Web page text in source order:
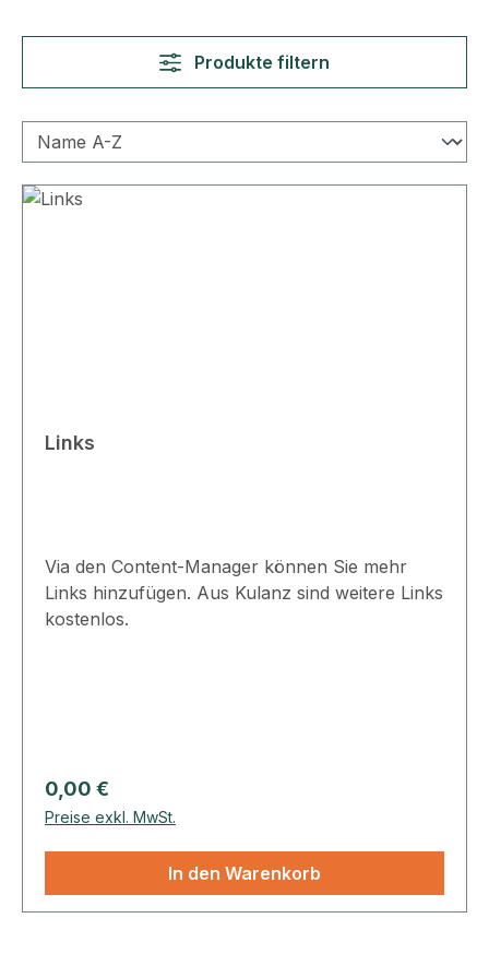
Produkte filtern
Links
Via den Content-Manager können Sie mehr
Links hinzufügen. Aus Kulanz sind weitere Links
kostenlos.
Regulärer Preis:
0,00 €
Preise exkl. MwSt.
In den Warenkorb